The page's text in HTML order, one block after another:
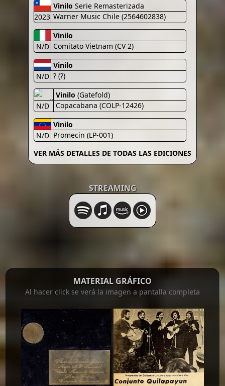
2023
Vinilo Serie Remasterizada
Warner Music Chile (2564602838)
N/D
Vinilo
Comitato Vietnam (CV 2)
N/D
Vinilo
? (?)
N/D
Vinilo(Gatefold)
Copacabana (COLP-12426)
N/D
Vinilo
Promecin (LP-001)
VER MÁS DETALLES DE TODAS LAS EDICIONES
STREAMING
MATERIAL GRÁFICO
Al hacer click se verá la imagen a pantalla completa